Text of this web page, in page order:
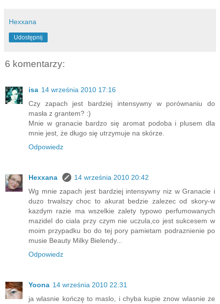
Hexxana
Udostępnij
6 komentarzy:
isa 14 września 2010 17:16
Czy zapach jest bardziej intensywny w porównaniu do
masła z grantem? :)
Mnie w granacie bardzo się aromat podoba i plusem dla
mnie jest, że długo się utrzymuje na skórze.
Odpowiedz
Hexxana
14 września 2010 20:42
Wg mnie zapach jest bardziej intensywny niz w Granacie i
duzo trwalszy choc to akurat bedzie zalezec od skory-w
kazdym razie ma wszelkie zalety typowo perfumowanych
mazidel do ciala przy czym nie uczula,co jest sukcesem w
moim przypadku bo do tej pory pamietam podraznienie po
musie Beauty Milky Bielendy...
Odpowiedz
Yoona 14 września 2010 22:31
ja wlasnie kończę to maslo, i chyba kupie znow wlasnie ze